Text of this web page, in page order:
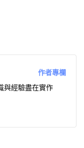
作者專欄
與經驗盡在實作